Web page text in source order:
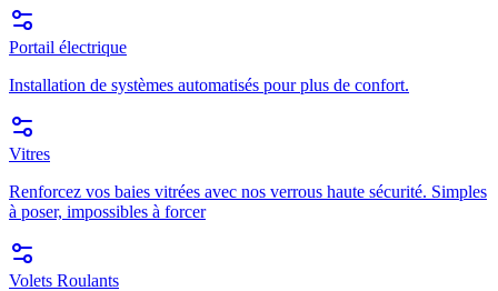
Portail électrique
Installation de systèmes automatisés pour plus de confort.
Vitres
Renforcez vos baies vitrées avec nos verrous haute sécurité. Simples
à poser, impossibles à forcer
Volets Roulants